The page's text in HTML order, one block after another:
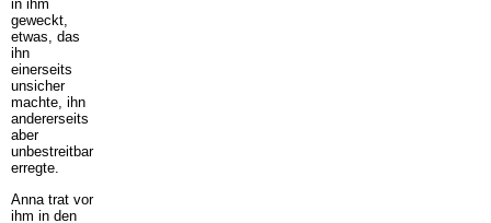
in ihm
geweckt,
etwas, das
ihn
einerseits
unsicher
machte, ihn
andererseits
aber
unbestreitbar
erregte.
Anna trat vor
ihm in den